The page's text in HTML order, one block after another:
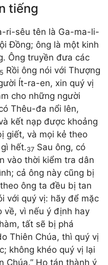
tiếng
ri-sêu tên là Ga-ma-li-
Đồng; ông là một kinh
Ông truyền đưa các
Rồi ông nói với Thượng
Ít-ra-en, xin quý vị
cho những người
Thêu-đa nổi lên,
kết nạp được khoảng
giết, và mọi kẻ theo
hết.37 Sau ông, có
vào thời kiểm tra dân
cả ông này cũng bị
ông ta đều bị tan
với quý vị: hãy để mặc
về, vì nếu ý định hay
tất sẽ bị phá
Thiên Chúa, thì quý vị
không khéo quý vị lại
Chúa.” Họ tán thành ý